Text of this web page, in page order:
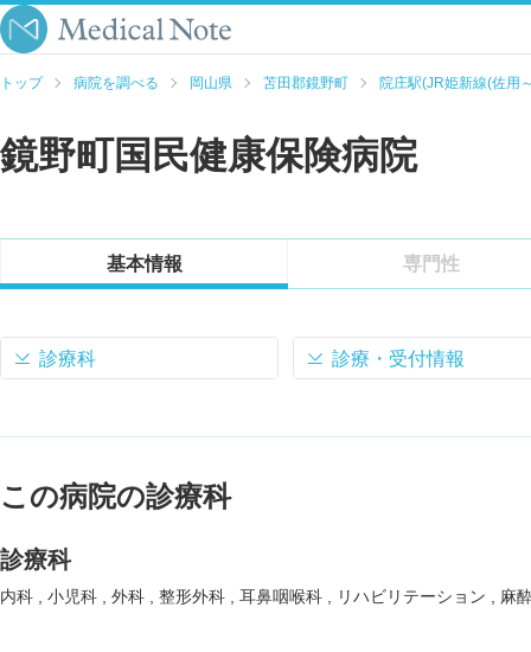
トップ 病院を調べる 岡山県 苫田郡鏡野町 院庄駅(JR姫新線(佐用
鏡野町国民健康保険病院
基本情報 専門性
診療科 診療・受付情報
この病院の診療科
診療科
内科 小児科 外科 整形外科 耳鼻咽喉科 リハビリテーション 麻